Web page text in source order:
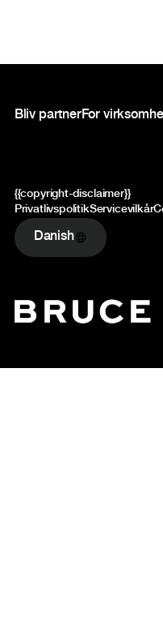
Bliv partnerFor
{{copyright-disclaimer}}
PrivatlivspolitikServicevilkår
Danish